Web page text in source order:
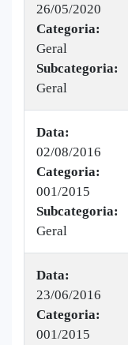
26/05/2020
Categoria:
Geral
Subcategoria:
Geral
Data:
02/08/2016
Categoria:
001/2015
Subcategoria:
Geral
Data:
23/06/2016
Categoria:
001/2015